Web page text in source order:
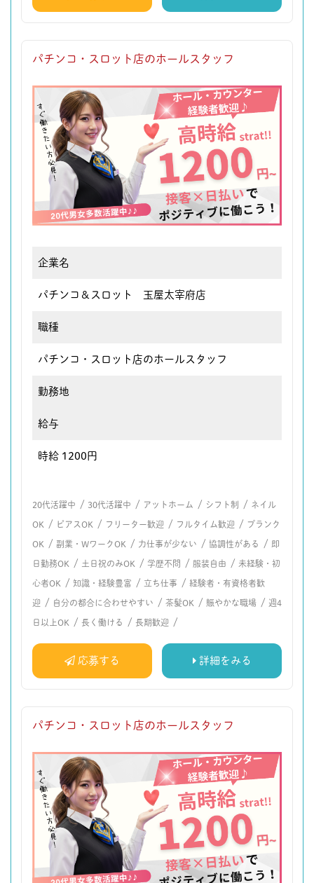
パチンコ・スロット店のホールスタッフ
企業名
パチンコ＆スロット 玉屋太宰府店
職種
パチンコ・スロット店のホールスタッフ
勤務地
給与
時給 1200円
20代活躍中 / 30代活躍中 / アットホーム / シフト制 / ネイル
OK / ピアスOK / フリーター歓迎 / フルタイム歓迎 / ブランク
OK / 副業・WワークOK / 力仕事が少ない / 協調性がある / 即
日勤務OK / 土日祝のみOK / 学歴不問 / 服装自由 / 未経験・初
心者OK / 知識・経験豊富 / 立ち仕事 / 経験者・有資格者歓
迎 / 自分の都合に合わせやすい / 茶髪OK / 賑やかな職場 / 週4
日以上OK / 長く働ける / 長期歓迎 /
応募する 詳細をみる
パチンコ・スロット店のホールスタッフ